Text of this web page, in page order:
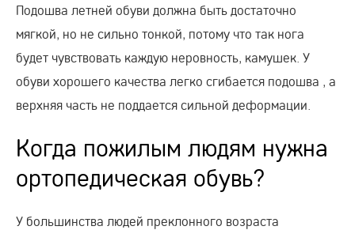
Подошва летней обуви должна быть достаточно
мягкой, но не сильно тонкой, потому что так нога
будет чувствовать каждую неровность, камушек. У
обуви хорошего качества легко сгибается подошва , а
верхняя часть не поддается сильной деформации.
Когда пожилым людям нужна
ортопедическая обувь?
У большинства людей преклонного возраста